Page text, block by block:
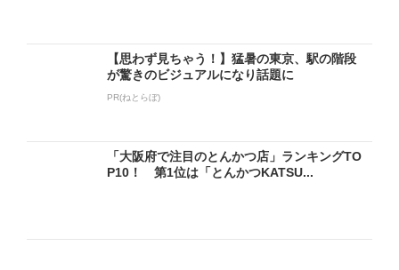
【思わず見ちゃう！】猛暑の東京、駅の階段
が驚きのビジュアルになり話題に
PR(ねとらぼ)
「大阪府で注目のとんかつ店」ランキングTO
P10！ 第1位は「とんかつKATSU...